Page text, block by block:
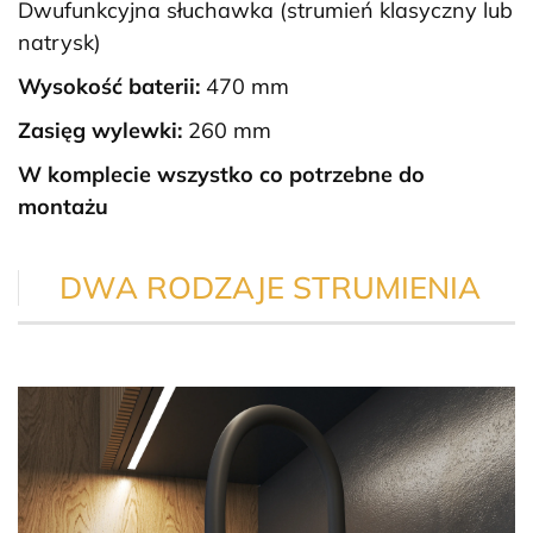
Dwufunkcyjna słuchawka (strumień klasyczny lub
natrysk)
Wysokość baterii: 470 mm
Zasięg wylewki: 260 mm
W komplecie wszystko co potrzebne do
montażu
DWA RODZAJE STRUMIENIA